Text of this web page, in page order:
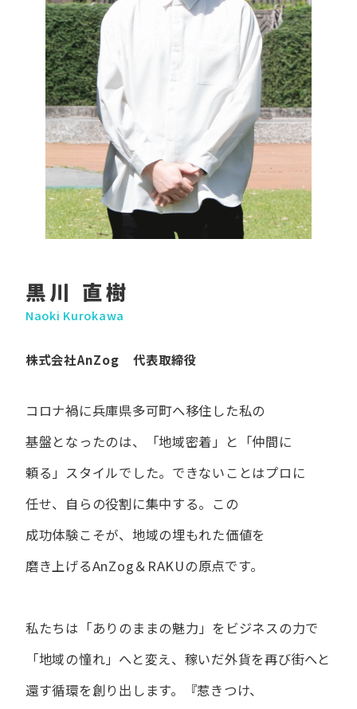
黒川 直樹
Naoki Kurokawa
株式会社AnZog 代表取締役
コロナ禍に​兵庫県多可町へ​移住した​私の​
基盤となったのは、
「地域密着」と​「仲間に​
頼る」スタイルでした。 できない​ことは​プロに​
任せ、​自らの​役割に​集中する。 この​
成功体験こそが、​地域の​埋もれた​価値を​
磨き上げる​AnZog＆RAKUの​原点です。
私たちは​「ありの​ままの​魅力」を​ビジネスの​力で​
「地域の​憧れ」へと​変え、 稼いだ外貨を​再び街へと​
還す循環を​創り出します。
『惹きつけ、​